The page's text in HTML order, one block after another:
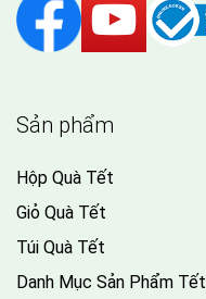
Sản phẩm
Hộp Quà Tết
Giỏ Quà Tết
Túi Quà Tết
Danh Mục Sản Phẩm Tết